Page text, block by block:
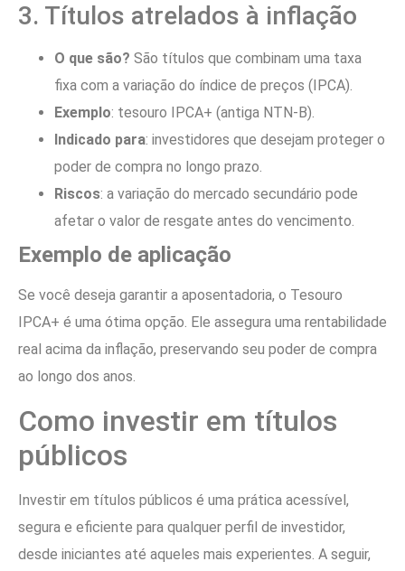
3. Títulos atrelados à inflação
O que são? São títulos que combinam uma taxa
fixa com a variação do índice de preços (IPCA).
Exemplo: tesouro IPCA+ (antiga NTN-B).
Indicado para: investidores que desejam proteger o
poder de compra no longo prazo.
Riscos: a variação do mercado secundário pode
afetar o valor de resgate antes do vencimento.
Exemplo de aplicação
Se você deseja garantir a aposentadoria, o Tesouro
IPCA+ é uma ótima opção. Ele assegura uma rentabilidade
real acima da inflação, preservando seu poder de compra
ao longo dos anos.
Como investir em títulos
públicos
Investir em títulos públicos é uma prática acessível,
segura e eficiente para qualquer perfil de investidor,
desde iniciantes até aqueles mais experientes. A seguir,